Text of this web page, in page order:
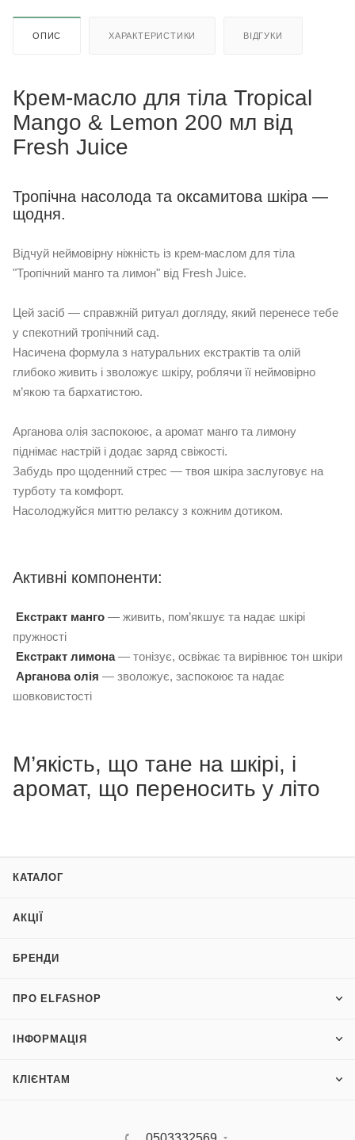
ОПИС ХАРАКТЕРИСТИКИ ВІДГУКИ
Крем-масло для тіла Tropical
Mango & Lemon 200 мл від
Fresh Juice
Тропічна насолода та оксамитова шкіра —
щодня.
Відчуй неймовірну ніжність із крем-маслом для тіла
"Тропічний манго та лимон" від Fresh Juice.
Цей засіб — справжній ритуал догляду, який перенесе тебе
у спекотний тропічний сад.
Насичена формула з натуральних екстрактів та олій
глибоко живить і зволожує шкіру, роблячи її неймовірно
м’якою та бархатистою.
Арганова олія заспокоює, а аромат манго та лимону
піднімає настрій і додає заряд свіжості.
Забудь про щоденний стрес — твоя шкіра заслуговує на
турботу та комфорт.
Насолоджуйся миттю релаксу з кожним дотиком.
Активні компоненти:
Екстракт манго — живить, пом’якшує та надає шкірі
пружності
Екстракт лимона— тонізує, освіжає та вирівнює тон шкіри
Арганова олія — зволожує, заспокоює та надає
шовковистості
М’якість, що тане на шкірі, і
аромат, що переносить у літо
КАТАЛОГ
АКЦІЇ
БРЕНДИ
ПРО ELFASHOP
ІНФОРМАЦІЯ
КЛІЄНТАМ